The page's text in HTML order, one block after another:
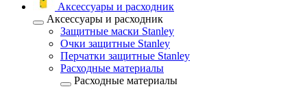
Аксессуары и расходник
Аксессуары и расходник
Защитные маски Stanley
Очки защитные Stanley
Перчатки защитные Stanley
Расходные материалы
Расходные материалы